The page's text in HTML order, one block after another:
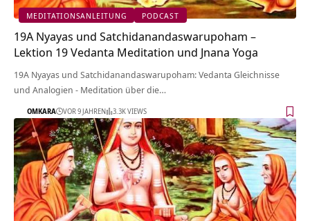
MEDITATIONSANLEITUNG PODCAST
19A Nyayas und Satchidanandaswarupoham –
Lektion 19 Vedanta Meditation und Jnana Yoga
19A Nyayas und Satchidanandaswarupoham: Vedanta Gleichnisse
und Analogien - Meditation über die…
OMKARA VOR 9 JAHREN 3.3K VIEWS